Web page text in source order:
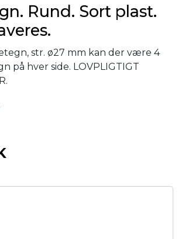
Rund. Sort plast.
str. ø27 mm kan der være 4
på hver side. LOVPLIGTIGT